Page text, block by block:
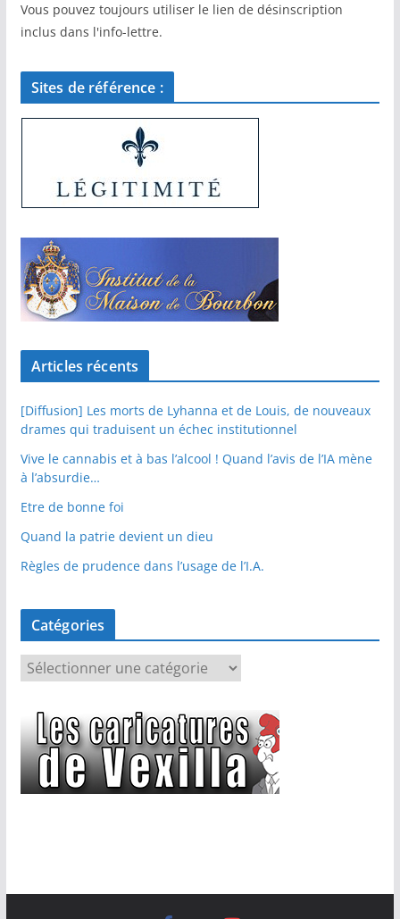
Vous pouvez toujours utiliser le lien de désinscription
inclus dans l'info-lettre.
Sites de référence :
Articles récents
[Diffusion] Les morts de Lyhanna et de Louis, de nouveaux
drames qui traduisent un échec institutionnel
Vive le cannabis et à bas l’alcool ! Quand l’avis de l’IA mène
à l’absurdie…
Etre de bonne foi
Quand la patrie devient un dieu
Règles de prudence dans l’usage de l’I.A.
Catégories
é
g
o
r